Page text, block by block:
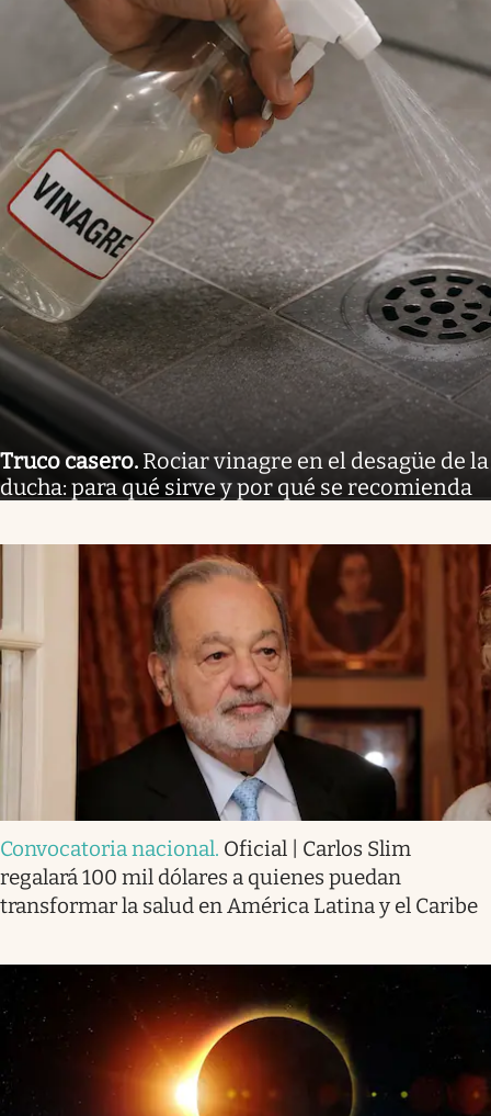
Truco casero. Rociar vinagre en el desagüe de la
ducha: para qué sirve y por qué se recomienda
Convocatoria nacional. Oficial | Carlos Slim
regalará 100 mil dólares a quienes puedan
transformar la salud en América Latina y el Caribe